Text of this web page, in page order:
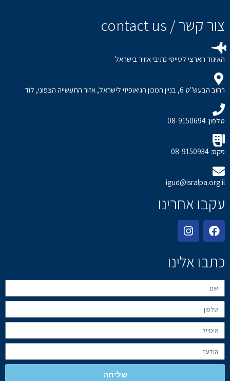
צור קשר / contact us
האיגוד הארצי לטייסי נתיבי אוויר בישראל
רחוב הבעש"ט 6, בניין המכון הגיאופיזי לישראל, אזור התעשייה הצפוני, לוד
טלפון: 08-9150694
פקס: 08-9150934
igud@isralpa.org.il
עקבו אחרינו
כתבו אלינו
שליחה